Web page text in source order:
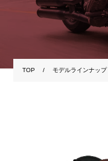
TOP モデルラインナップ